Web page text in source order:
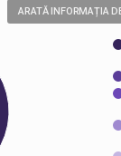
ARATĂ INFORMAȚIA